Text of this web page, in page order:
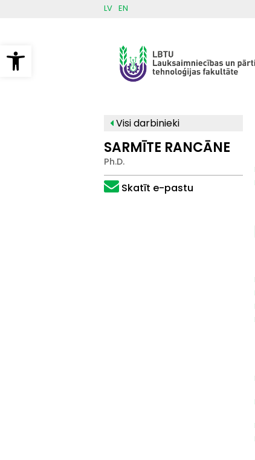
Open toolbar
LV EN
Visi darbinieki
SARMĪTE RANCĀNE
Ph.D.
Skatīt e-pastu